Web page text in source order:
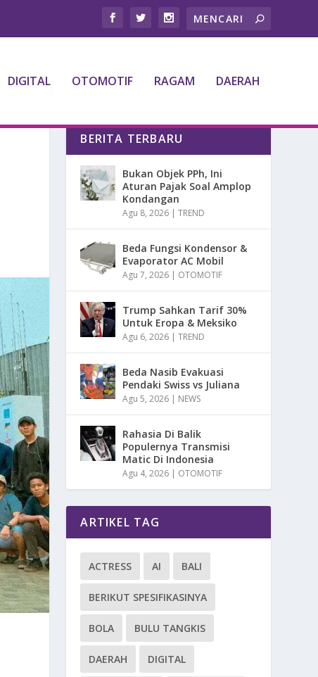
DIGITAL OTOMOTIF RAGAM DAERAH
BERITA TERBARU
Bukan Objek PPh, Ini
Aturan Pajak Soal Amplop
Kondangan
Agu 8, 2026 |TREND
Beda Fungsi Kondensor &
Evaporator AC Mobil
Agu 7, 2026 | OTOMOTIF
Trump Sahkan Tarif 30%
Untuk Eropa & Meksiko
Agu 6, 2026 |TREND
Beda Nasib Evakuasi
Pendaki Swiss vs Juliana
Agu 5, 2026 | NEWS
Rahasia Di Balik
Populernya Transmisi
Matic Di Indonesia
Agu 4, 2026 | OTOMOTIF
ARTIKEL TAG
ACTRESS AI BALI
BERIKUT SPESIFIKASINYA
BOLA BULU TANGKIS
DAERAH DIGITAL